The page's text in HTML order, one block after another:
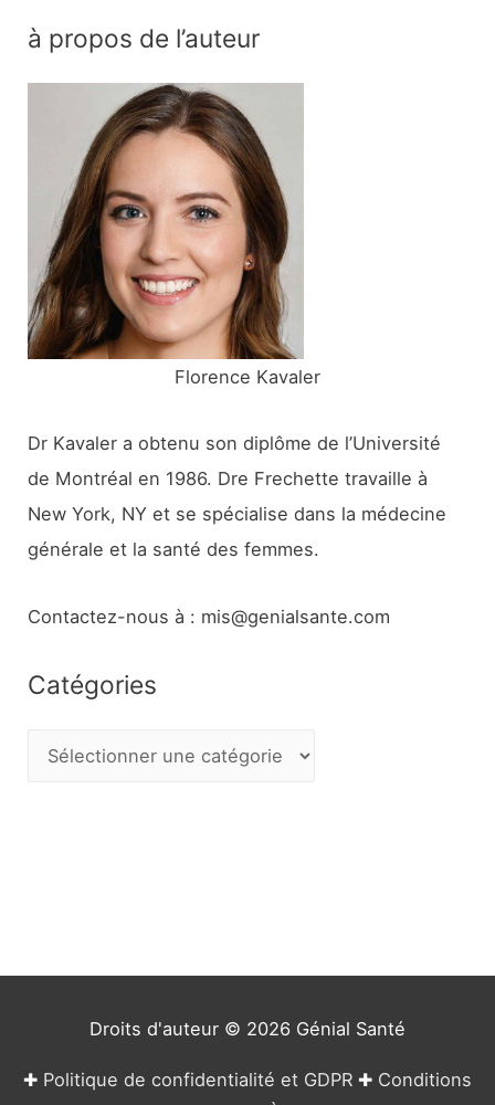
h
:
à propos de l’auteur
Florence Kavaler
Dr Kavaler a obtenu son diplôme de l’Université
de Montréal en 1986. Dre Frechette travaille à
New York, NY et se spécialise dans la médecine
générale et la santé des femmes.
Contactez-nous à : mis@genialsante.com
Catégories
Droits d'auteur © 2026 Génial Santé
✚ Politique de confidentialité et GDPR ✚ Conditions